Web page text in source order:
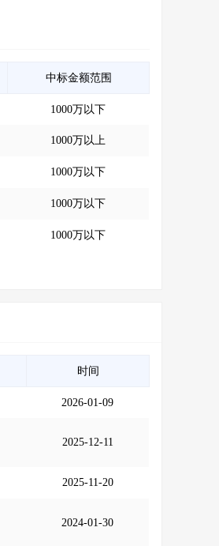
中标金额范围
1000万以下
1000万以上
1000万以下
1000万以下
1000万以下
时间
2026-01-09
2025-12-11
2025-11-20
2024-01-30